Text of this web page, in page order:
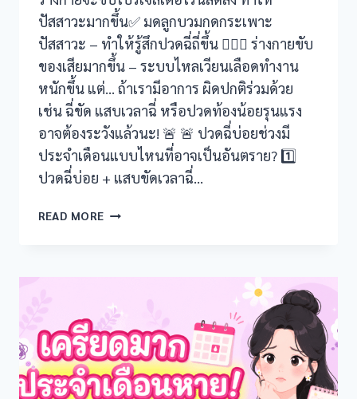
ปัสสาวะมากขึ้น✅ มดลูกบวมกดกระเพาะ
ปัสสาวะ – ทำให้รู้สึกปวดฉี่ถี่ขึ้น 😵‍💫✅ ร่างกายขับ
ของเสียมากขึ้น – ระบบไหลเวียนเลือดทำงาน
หนักขึ้น แต่… ถ้าเรามีอาการ ผิดปกติร่วมด้วย
เช่น ฉี่ขัด แสบเวลาฉี่ หรือปวดท้องน้อยรุนแรง
อาจต้องระวังแล้วนะ! 🚨 🚨 ปวดฉี่บ่อยช่วงมี
ประจำเดือนแบบไหนที่อาจเป็นอันตราย? 1️⃣
ปวดฉี่บ่อย + แสบขัดเวลาฉี่…
READ MOREทำไม
ถึง
ปวด
ฉี่
บ่อย?